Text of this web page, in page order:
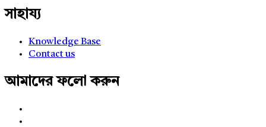
সাহায্য
Knowledge Base
Contact us
আমাদের ফলো করুন